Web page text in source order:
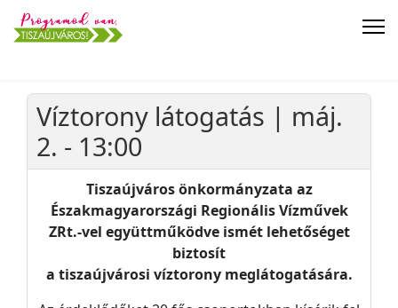
Víztorony látogatás | máj.
2. - 13:00
Tiszaújváros önkormányzata az
Északmagyarországi Regionális Vízművek
ZRt.-vel együttműködve ismét lehetőséget
biztosít
a tiszaújvárosi víztorony meglátogatására.